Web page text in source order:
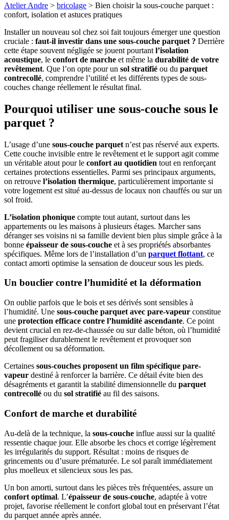
Atelier Andre > bricolage > Bien choisir la sous-couche parquet :
confort, isolation et astuces pratiques
Installer un nouveau sol chez soi fait toujours émerger une question
cruciale : faut-il investir dans une sous-couche parquet ? Derrière
cette étape souvent négligée se jouent pourtant l’isolation
acoustique, le confort de marche et même la durabilité de votre
revêtement. Que l’on opte pour un sol stratifié ou du parquet
contrecollé, comprendre l’utilité et les différents types de sous-
couches change réellement le résultat final.
Pourquoi utiliser une sous-couche sous le
parquet ?
L’usage d’une sous-couche parquet n’est pas réservé aux experts.
Cette couche invisible entre le revêtement et le support agit comme
un véritable atout pour le confort au quotidien tout en renforçant
certaines protections essentielles. Parmi ses principaux arguments,
on retrouve l’isolation thermique, particulièrement importante si
votre logement est situé au-dessus de locaux non chauffés ou sur un
sol froid.
L’isolation phonique compte tout autant, surtout dans les
appartements ou les maisons à plusieurs étages. Marcher sans
déranger ses voisins ni sa famille devient bien plus simple grâce à la
bonne épaisseur de sous-couche et à ses propriétés absorbantes
spécifiques. Même lors de l’installation d’un parquet flottant, ce
contact amorti optimise la sensation de douceur sous les pieds.
Un bouclier contre l’humidité et la déformation
On oublie parfois que le bois et ses dérivés sont sensibles à
l’humidité. Une sous-couche parquet avec pare-vapeur constitue
une protection efficace contre l’humidité ascendante. Ce point
devient crucial en rez-de-chaussée ou sur dalle béton, où l’humidité
peut fragiliser durablement le revêtement et provoquer son
décollement ou sa déformation.
Certaines sous-couches proposent un film spécifique pare-
vapeur destiné à renforcer la barrière. Ce détail évite bien des
désagréments et garantit la stabilité dimensionnelle du parquet
contrecollé ou du sol stratifié au fil des saisons.
Confort de marche et durabilité
Au-delà de la technique, la sous-couche influe aussi sur la qualité
ressentie chaque jour. Elle absorbe les chocs et corrige légèrement
les irrégularités du support. Résultat : moins de risques de
grincements ou d’usure prématurée. Le sol paraît immédiatement
plus moelleux et silencieux sous les pas.
Un bon amorti, surtout dans les pièces très fréquentées, assure un
confort optimal. L’épaisseur de sous-couche, adaptée à votre
projet, favorise réellement le confort global tout en préservant l’état
du parquet année après année.